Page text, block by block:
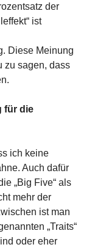
der
ist
Diese Meinung
zu sagen, dass
für die
ich keine
Auch dafür
„Big Five“ als
mehr der
ist man
„Traits“
oder eher